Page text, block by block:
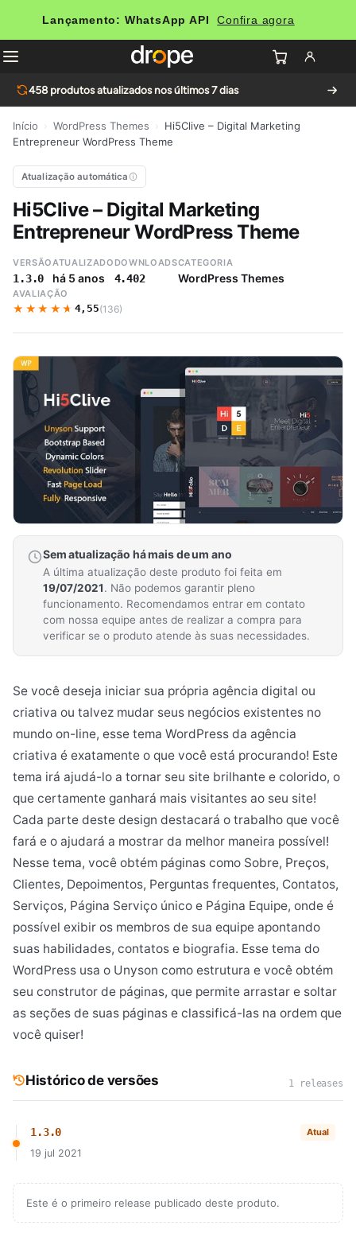
Lançamento: WhatsApp API Confira agora
458 produtos atualizados nos últimos 7 dias
Início WordPress Themes
Hi5Clive – Digital Marketing
Entrepreneur WordPress Theme
Atualização automática
Hi5Clive – Digital Marketing
Entrepreneur WordPress Theme
VERSÃO
1.3.0
ATUALIZADO
há 5 anos
DOWNLOADS
4.402
CATEGORIA
WordPress Themes
AVALIAÇÃO
★★★★★
★★★★★ 4,55(136)
Sem atualização há mais de um ano
A última atualização deste produto foi feita em
19/07/2021. Não podemos garantir pleno
funcionamento. Recomendamos entrar em contato
com nossa equipe antes de realizar a compra para
verificar se o produto atende às suas necessidades.
Se você deseja iniciar sua própria agência digital ou
criativa ou talvez mudar seus negócios existentes no
mundo on-line, esse tema WordPress da agência
criativa é exatamente o que você está procurando! Este
tema irá ajudá-lo a tornar seu site brilhante e colorido, o
que certamente ganhará mais visitantes ao seu site!
Cada parte deste design destacará o trabalho que você
fará e o ajudará a mostrar da melhor maneira possível!
Nesse tema, você obtém páginas como Sobre, Preços,
Clientes, Depoimentos, Perguntas frequentes, Contatos,
Serviços, Página Serviço único e Página Equipe, onde é
possível exibir os membros de sua equipe apontando
suas habilidades, contatos e biografia. Esse tema do
WordPress usa o Unyson como estrutura e você obtém
seu construtor de páginas, que permite arrastar e soltar
as seções de suas páginas e classificá-las na ordem que
você quiser!
Histórico de versões 1 releases
1.3.0 Atual
19 jul 2021
Este é o primeiro release publicado deste produto.